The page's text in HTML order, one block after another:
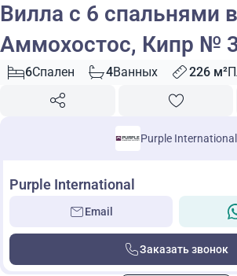
Вилла с 6 спальнями
Аммохостос, Кипр №
6Спален 4Ванных 226 м²
Purple International
Purple International
Email
Заказать звонок